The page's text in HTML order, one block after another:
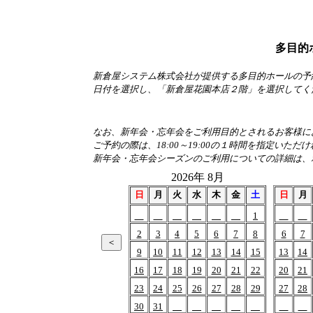
多目的
新倉屋システム株式会社が提供する多目的ホールの
日付を選択し、「新倉屋花園本店２階」を選択して
なお、新年会・忘年会をご利用目的とされるお客様
ご予約の際は、18:00～19:00の１時間を指定いただ
新年会・忘年会シーズンのご利用についての詳細は
2026年 8月
日 月 火 水 木 金
土
1
2
3 4 5 6 7
8
9
10 11 12 13 14
15
16
17 18 19 20 21
22
23
24 25 26 27 28
29
30
31
日 月
6
7
13
14
20
21
27
28